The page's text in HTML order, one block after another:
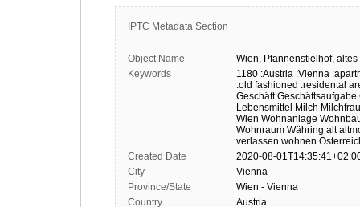
IPTC Metadata Section
Object Name Wien, Pfannenstielhof, altes
Keywords
1180 :Austria :Vienna
:old fashioned :residental
Geschäft Geschäftsaufgabe
Lebensmittel
Milch Milchfrau
Wien Wohnanlage
Wohnraum Währing alt
verlassen wohnen
Created Date
2020-08-
City
Vienna
Province/State
Wien - Vienna
Country
Austria